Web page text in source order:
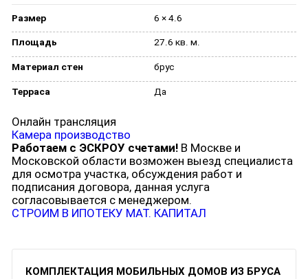
Размер 6 × 4.6
Площадь 27.6 кв. м.
Материал стен брус
Терраса Да
Онлайн трансляция
Камера производство
Работаем с ЭСКРОУ счетами!В Москве и
Московской области возможен выезд специалиста
для осмотра участка, обсуждения работ и
подписания договора, данная услуга
согласовывается с менеджером.
СТРОИМ В ИПОТЕКУ МАТ. КАПИТАЛ
КОМПЛЕКТАЦИЯ МОБИЛЬНЫХ ДОМОВ ИЗ БРУСА